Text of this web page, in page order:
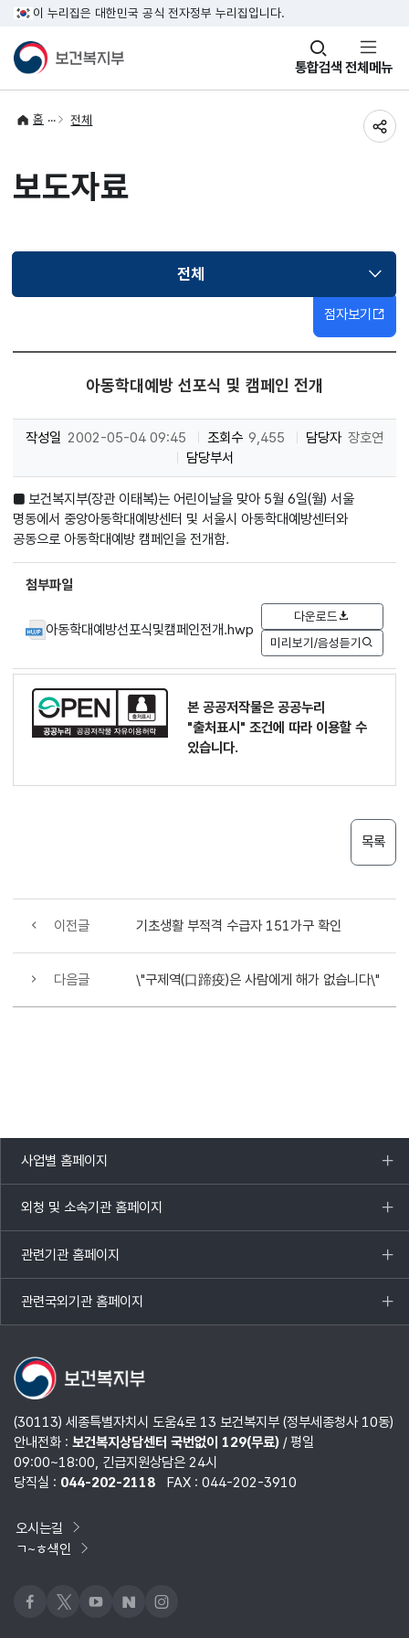
이 누리집은 대한민국 공식 전자정부 누리집입니다.
통합검색
창
열기 전체메뉴
홈 전체
보도자료
전체선택됨
점자보기
아동학대예방 선포식 및 캠페인 전개
작성일 2002-05-04 09:45 조회수 9,455 담당자 장호연
담당부서
■ 보건복지부(장관 이태복)는 어린이날을 맞아 5월 6일(월) 서울
명동에서 중앙아동학대예방센터 및 서울시 아동학대예방센터와
공동으로 아동학대예방 캠페인을 전개함.
첨부파일
아동학대예방선포식및캠페인전개.hwp
다운로드
미리보기/음성듣기
본 공공저작물은 공공누리
"출처표시" 조건에 따라 이용할 수
있습니다.
목록
이전글 기초생활 부적격 수급자 151가구 확인
다음글 \"구제역(口蹄疫)은 사람에게 해가 없습니다\"
사업별 홈페이지
목록
열기
외청 및 소속기관 홈페이지
목록
열기
관련기관 홈페이지
목록
열기
관련국외기관 홈페이지
목록
열기
(30113) 세종특별자치시 도움4로 13 보건복지부 (정부세종청사 10동)
안내전화 : 보건복지상담센터 국번없이 129(무료)/ 평일
09:00~18:00, 긴급지원상담은 24시
당직실 : 044-202-2118 FAX : 044-202-3910
오시는길
ㄱ~ㅎ색인
페이스북
x 유튜브네이버블로그
인스타그램